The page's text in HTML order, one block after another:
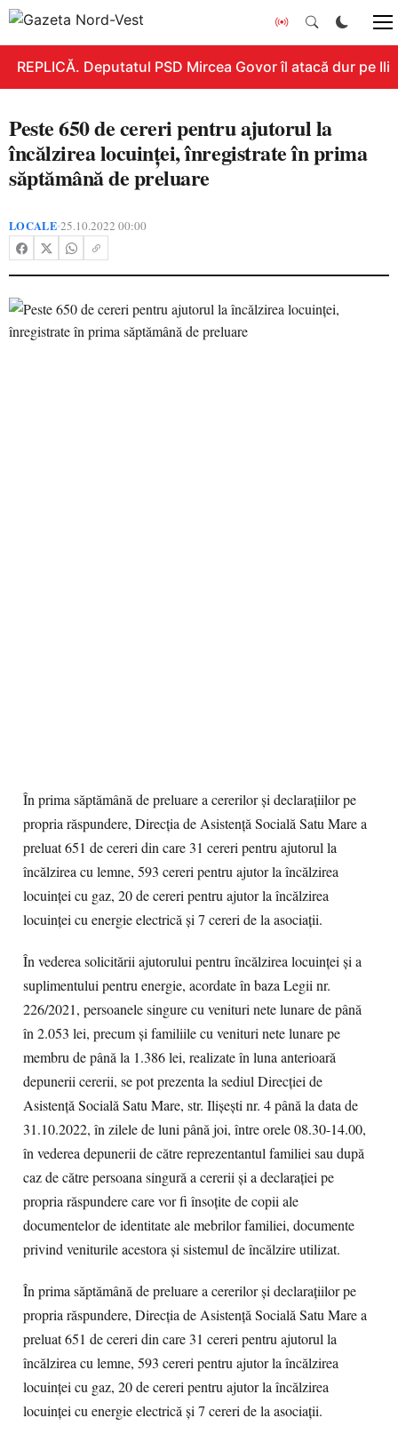
REPLICĂ. Deputatul PSD Mircea Govor îl atacă dur pe
Peste 650 de cereri pentru ajutorul la
încălzirea locuinței, înregistrate în prima
săptămână de preluare
LOCALE•25.10.2022 00:00
În prima săptămână de preluare a cererilor și declarațiilor pe
propria răspundere, Direcția de Asistență Socială Satu Mare a
preluat 651 de cereri din care 31 cereri pentru ajutorul la
încălzirea cu lemne, 593 cereri pentru ajutor la încălzirea
locuinței cu gaz, 20 de cereri pentru ajutor la încălzirea
locuinței cu energie electrică și 7 cereri de la asociații.
În vederea solicitării ajutorului pentru încălzirea locuinței și a
suplimentului pentru energie, acordate în baza Legii nr.
226/2021, persoanele singure cu venituri nete lunare de până
în 2.053 lei, precum și familiile cu venituri nete lunare pe
membru de până la 1.386 lei, realizate în luna anterioară
depunerii cererii, se pot prezenta la sediul Direcției de
Asistență Socială Satu Mare, str. Ilișești nr. 4 până la data de
31.10.2022, în zilele de luni până joi, între orele 08.30-14.00,
în vederea depunerii de către reprezentantul familiei sau după
caz de către persoana singură a cererii și a declarației pe
propria răspundere care vor fi însoțite de copii ale
documentelor de identitate ale mebrilor familiei, documente
privind veniturile acestora și sistemul de încălzire utilizat.
În prima săptămână de preluare a cererilor și declarațiilor pe
propria răspundere, Direcția de Asistență Socială Satu Mare a
preluat 651 de cereri din care 31 cereri pentru ajutorul la
încălzirea cu lemne, 593 cereri pentru ajutor la încălzirea
locuinței cu gaz, 20 de cereri pentru ajutor la încălzirea
locuinței cu energie electrică și 7 cereri de la asociații.